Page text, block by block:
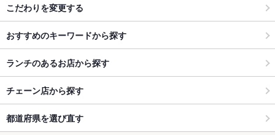
こだわりを変更する
おすすめのキーワードから探す
ランチのあるお店から探す
チェーン店から探す
都道府県を選び直す